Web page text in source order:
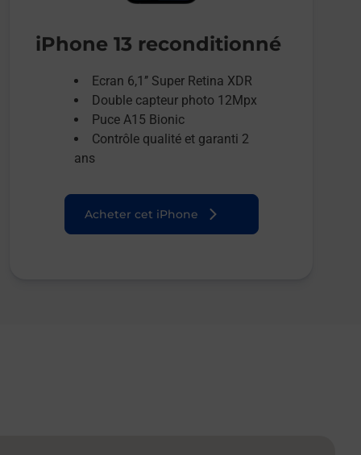
iPhone 13 reconditionné
Ecran 6,1’’ Super Retina XDR
Double capteur photo 12Mpx
Puce A15 Bionic
Contrôle qualité et garanti 2
ans
Acheter cet iPhone